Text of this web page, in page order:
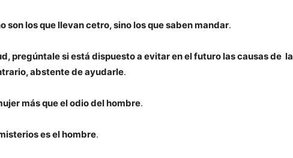
son los que llevan cetro, sino los que saben mandar.
pregúntale si está dispuesto a evitar en el futuro las causas de la
abstente de ayudarle.
más que el odio del hombre.
es el hombre.